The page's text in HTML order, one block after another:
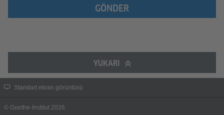
GÖNDER
YUKARI
Standart ekran görüntüsü
© Goethe-Institut 2026